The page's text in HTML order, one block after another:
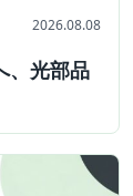
2026.08.08
、光部品